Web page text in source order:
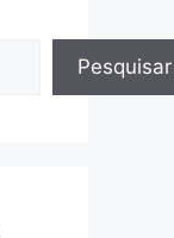
Pesquisar